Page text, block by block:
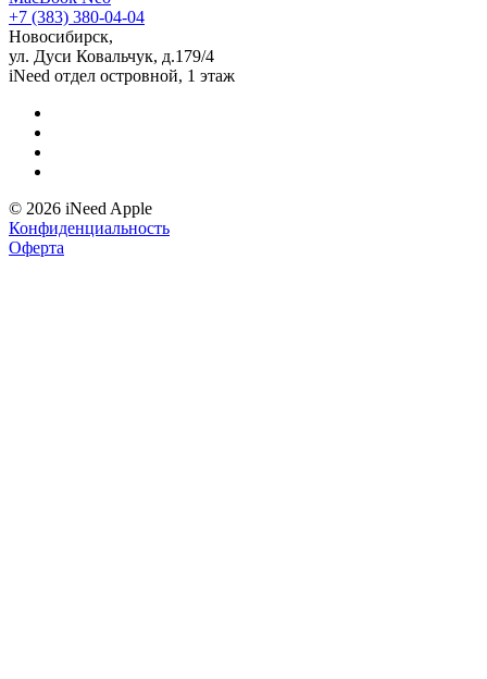
+7 (383) 380-04-04
Новосибирск,
ул. Дуси Ковальчук, д.179/4
iNeed отдел островной, 1 этаж
© 2026 iNeed Apple
Конфиденциальность
Оферта